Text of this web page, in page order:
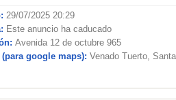
29/07/2025 20:29
Este anuncio ha caducado
Avenida 12 de octubre 965
google maps): Venado Tuerto,